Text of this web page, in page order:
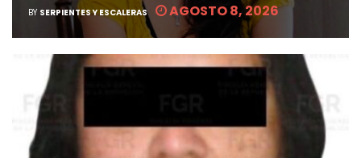
BY SERPIENTES Y ESCALERAS AGOSTO 8, 2026